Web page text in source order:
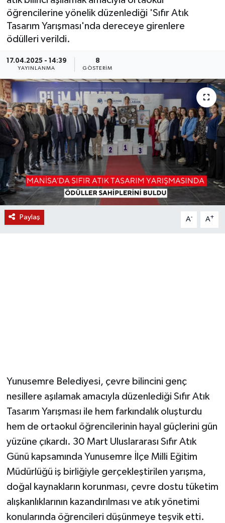
öğrencilerine yönelik düzenlediği 'Sıfır Atık
Tasarım Yarışması'nda dereceye girenlere
ödülleri verildi.
17.04.2025 - 14:39
YAYINLANMA
8
GÖSTERIM
Paylaş A- A+
Yunusemre Belediyesi, çevre bilincini genç
nesillere aşılamak amacıyla düzenlediği Sıfır Atık
Tasarım Yarışması ile hem farkındalık oluşturdu
hem de ortaokul öğrencilerinin hayal güçlerini gün
yüzüne çıkardı. 30 Mart Uluslararası Sıfır Atık
Günü kapsamında Yunusemre İlçe Milli Eğitim
Müdürlüğü iş birliğiyle gerçekleştirilen yarışma,
doğal kaynakların korunması, çevre dostu tüketim
alışkanlıklarının kazandırılması ve atık yönetimi
konularında öğrencileri düşünmeye teşvik etti.
KÜLTÜR SANAT
YAŞAM
LIFE
SARIGÖL
SARUHANLI
SELENDİ
KIRKAĞAÇ
DEMİRCİ
GÖLMARMARA
GÖRDES
KÖPRÜBAŞI
SOMA
KÖPRÜBAŞI
KULA
SALİHLİ
SARIGÖL
SARUHANLI
ŞEHZADELER
SELENDİ
SOMA
TURGUTLU
EKONOMİ
EĞİTİM
KÜLTÜR SANAT
SPOR
YAŞAM
LIFE
BİLİM VE TEKNOLOJİ
YAZARLAR
MANİSA'NIN YÖRESEL LEZZETLERİ